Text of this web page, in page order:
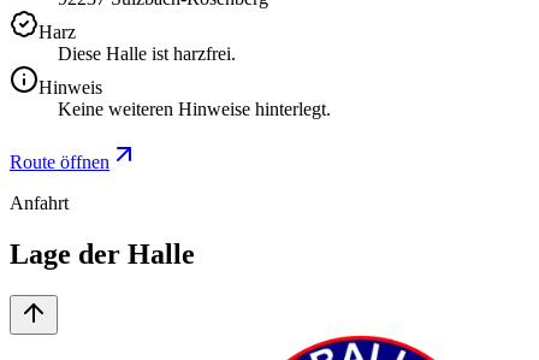
Harz
Diese Halle ist harzfrei.
Hinweis
Keine weiteren Hinweise hinterlegt.
Route öffnen
Anfahrt
Lage der Halle